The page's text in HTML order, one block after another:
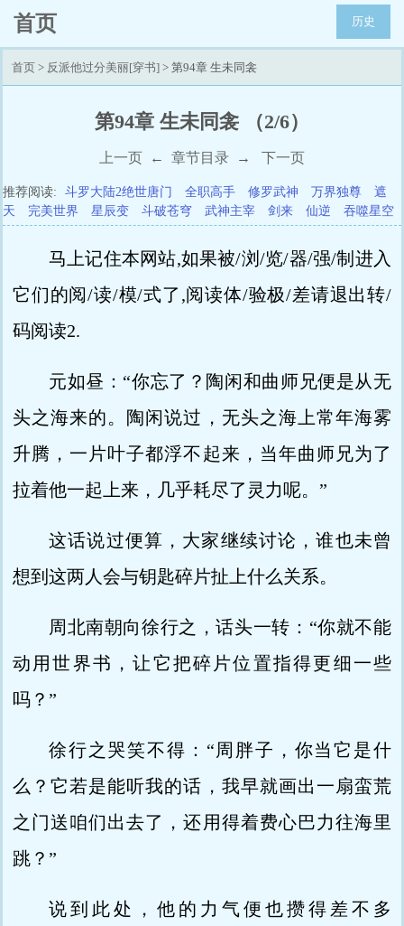
首页 历史
首页 > 反派他过分美丽[穿书] > 第94章 生未同衾
第94章 生未同衾 （2/6）
上一页 ← 章节目录 → 下一页
推荐阅读: 斗罗大陆2绝世唐门 全职高手 修罗武神 万界独尊
遮
天
完美世界 星辰变 斗破苍穹 武神主宰 剑来 仙逆 吞噬星空
马上记住本网站,如果被/浏/览/器/强/制进入
它们的阅/读/模/式了,阅读体/验极/差请退出转/
码阅读2.
元如昼：“你忘了？陶闲和曲师兄便是从无
头之海来的。陶闲说过，无头之海上常年海雾
升腾，一片叶子都浮不起来，当年曲师兄为了
拉着他一起上来，几乎耗尽了灵力呢。”
这话说过便算，大家继续讨论，谁也未曾
想到这两人会与钥匙碎片扯上什么关系。
周北南朝向徐行之，话头一转：“你就不能
动用世界书，让它把碎片位置指得更细一些
吗？”
徐行之哭笑不得：“周胖子，你当它是什
么？它若是能听我的话，我早就画出一扇蛮荒
之门送咱们出去了，还用得着费心巴力往海里
跳？”
说到此处，他的力气便也攒得差不多